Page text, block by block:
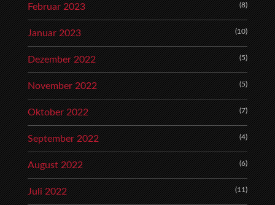
Februar 2023 (8)
Januar 2023 (10)
Dezember 2022 (5)
November 2022 (5)
Oktober 2022 (7)
September 2022 (4)
August 2022 (6)
Juli 2022 (11)